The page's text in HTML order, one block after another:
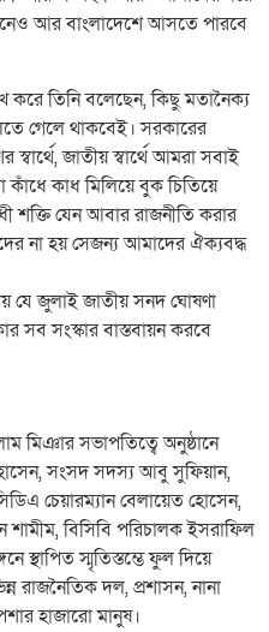
আর বাংলাদেশে আসতে পারবে
করে তিনি বলেছেন, কিছু মতানৈক্য
গেলে থাকবেই। সরকারের
জাতীয় স্বার্থে আমরা সবাই
কাধ মিলিয়ে বুক চিতিয়ে
শক্তি যেন আবার রাজনীতি করার
না হয় সেজন্য আমাদের ঐক্যবদ্ধ
যে জুলাই জাতীয় সনদ ঘোষণা
সব সংস্কার বাস্তবায়ন করবে
মিঞার সভাপতিত্বে অনুষ্ঠানে
সংসদ সদস্য আবু সুফিয়ান,
চেয়ারম্যান বেলায়েত হোসেন,
বিসিবি পরিচালক ইসরাফিল
স্থাপিত স্মৃতিস্তম্ভে ফুল দিয়ে
রাজনৈতিক দল, প্রশাসন, নানা
হাজারো মানুষ।